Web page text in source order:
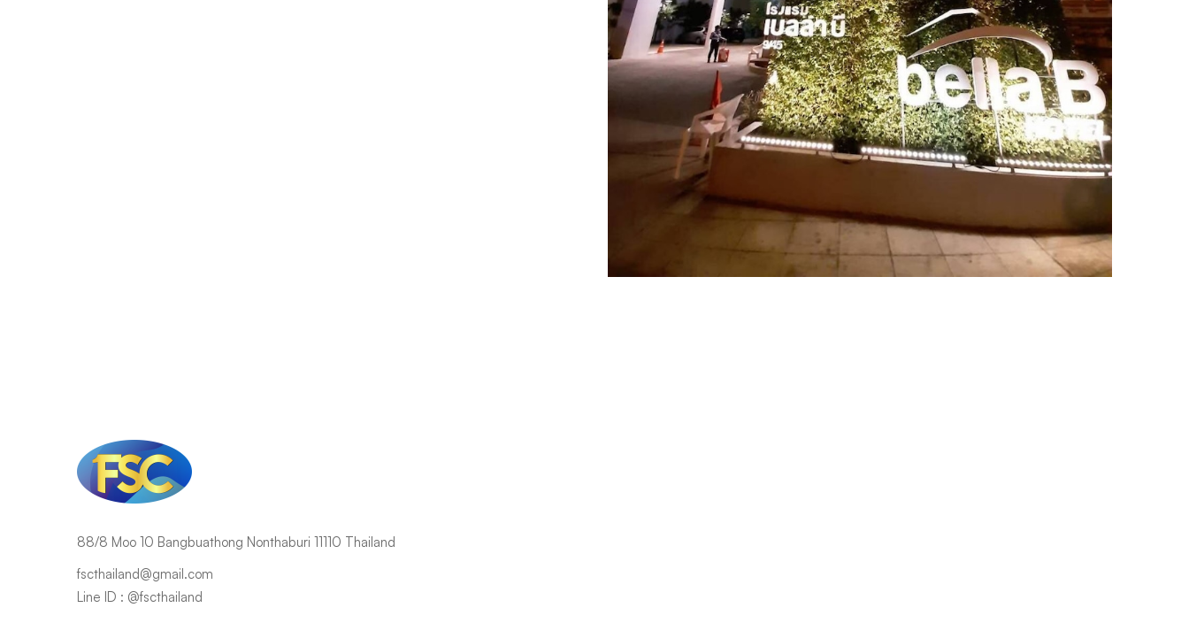
88/8 Moo 10 Bangbuathong Nonthaburi 11110 Thailand
fscthailand@gmail.com
Line ID : @fscthailand